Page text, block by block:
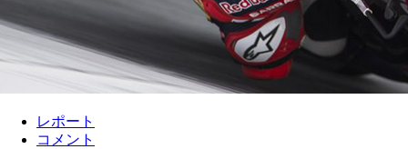
レポート
コメント